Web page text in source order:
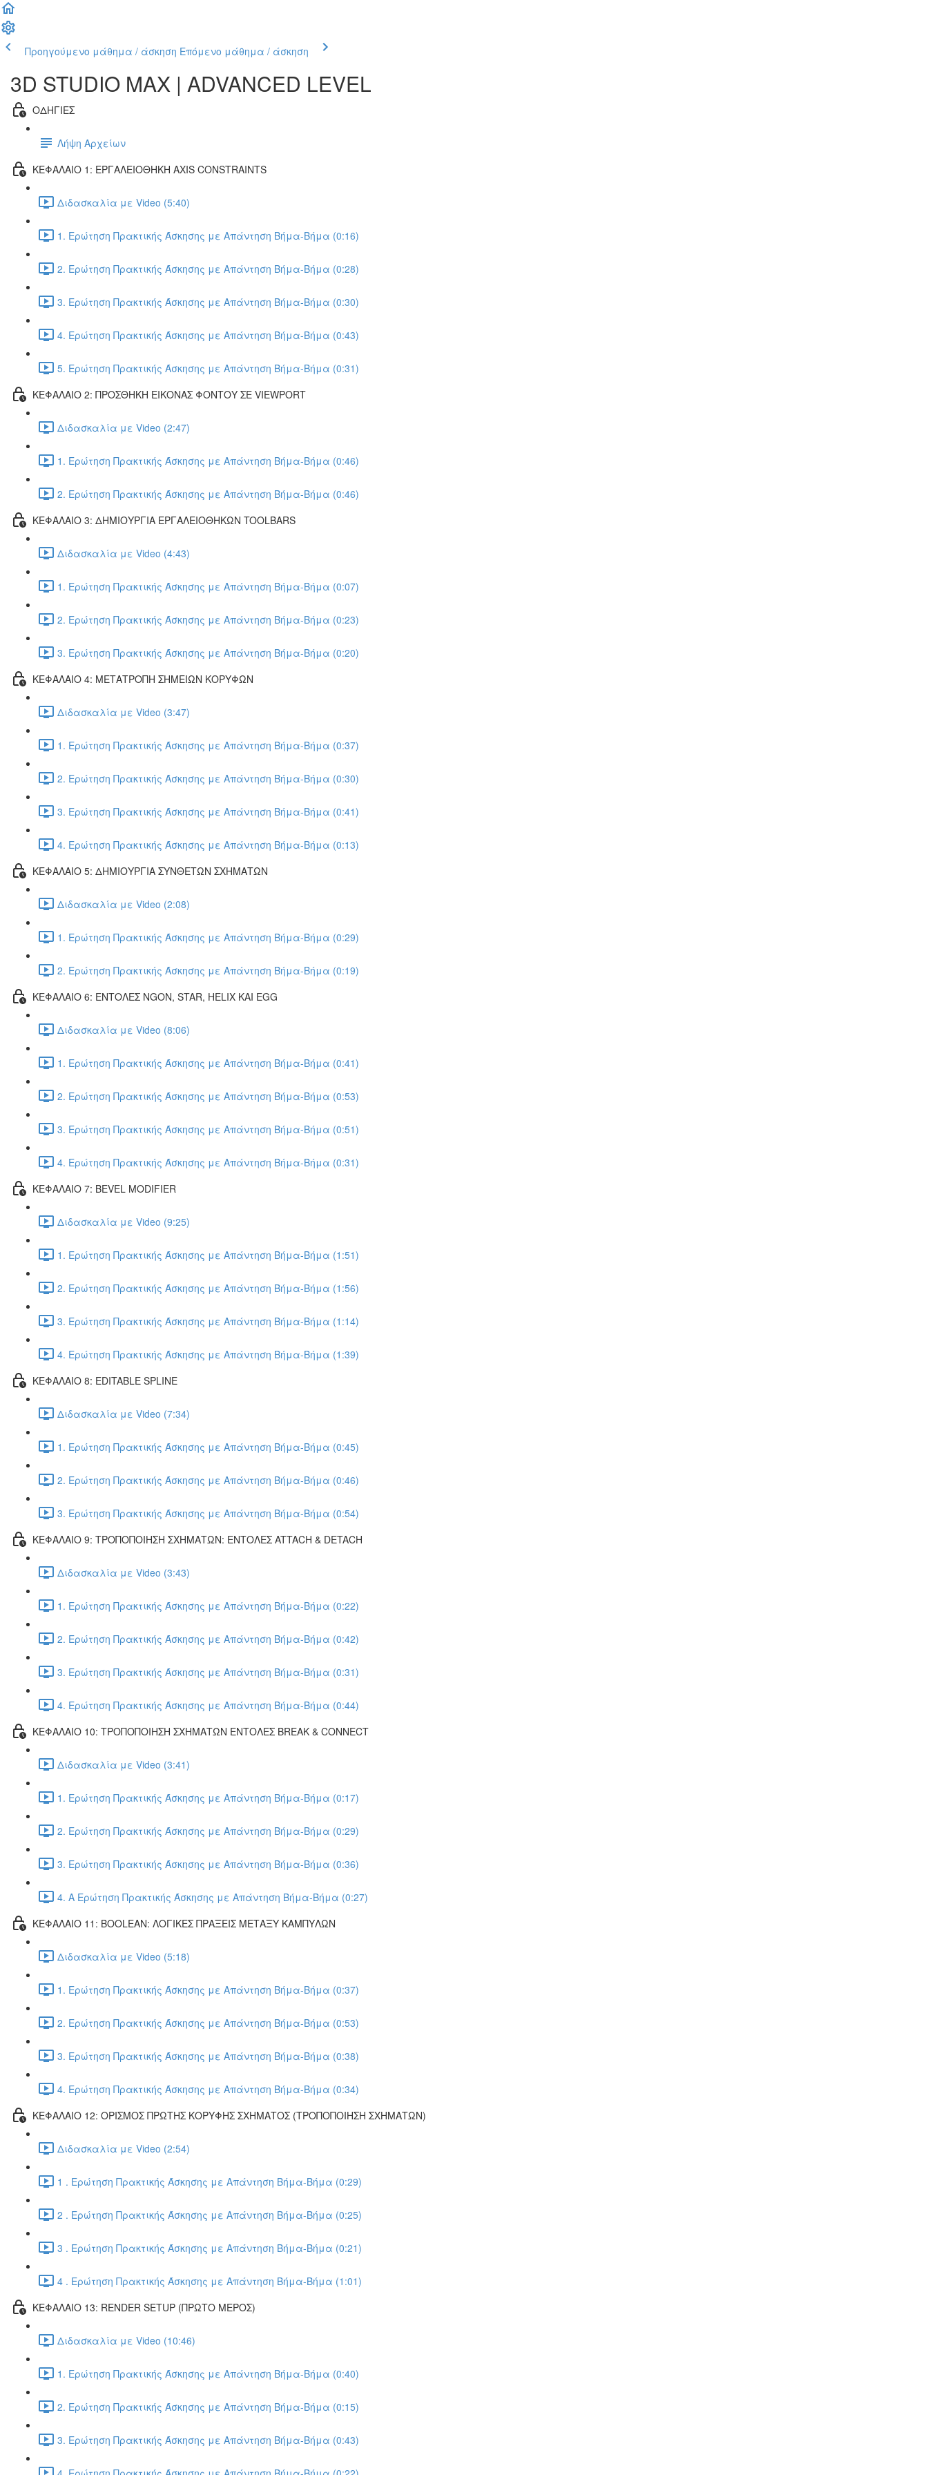
Προηγούμενο μάθημα / άσκηση Επόμενο μάθημα / άσκηση
3D STUDIO MAX | ADVANCED LEVEL
ΟΔΗΓΙΕΣ
Λήψη Αρχείων
ΚΕΦΑΛΑΙΟ 1: ΕΡΓΑΛΕΙΟΘΗΚΗ AXIS CONSTRAINTS
Διδασκαλία με Video (5:40)
1. Ερώτηση Πρακτικής Άσκησης με Απάντηση Βήμα-Βήμα (0:16)
2. Ερώτηση Πρακτικής Άσκησης με Απάντηση Βήμα-Βήμα (0:28)
3. Ερώτηση Πρακτικής Άσκησης με Απάντηση Βήμα-Βήμα (0:30)
4. Ερώτηση Πρακτικής Άσκησης με Απάντηση Βήμα-Βήμα (0:43)
5. Ερώτηση Πρακτικής Άσκησης με Απάντηση Βήμα-Βήμα (0:31)
ΚΕΦΑΛΑΙΟ 2: ΠΡΟΣΘΗΚΗ ΕΙΚΟΝΑΣ ΦΟΝΤΟΥ ΣΕ VIEWPORT
Διδασκαλία με Video (2:47)
1. Ερώτηση Πρακτικής Άσκησης με Απάντηση Βήμα-Βήμα (0:46)
2. Ερώτηση Πρακτικής Άσκησης με Απάντηση Βήμα-Βήμα (0:46)
ΚΕΦΑΛΑΙΟ 3: ΔΗΜΙΟΥΡΓΙΑ ΕΡΓΑΛΕΙΟΘΗΚΩΝ TOOLBARS
Διδασκαλία με Video (4:43)
1. Ερώτηση Πρακτικής Άσκησης με Απάντηση Βήμα-Βήμα (0:07)
2. Ερώτηση Πρακτικής Άσκησης με Απάντηση Βήμα-Βήμα (0:23)
3. Ερώτηση Πρακτικής Άσκησης με Απάντηση Βήμα-Βήμα (0:20)
ΚΕΦΑΛΑΙΟ 4: ΜΕΤΑΤΡΟΠΗ ΣΗΜΕΙΩΝ ΚΟΡΥΦΩΝ
Διδασκαλία με Video (3:47)
1. Ερώτηση Πρακτικής Άσκησης με Απάντηση Βήμα-Βήμα (0:37)
2. Ερώτηση Πρακτικής Άσκησης με Απάντηση Βήμα-Βήμα (0:30)
3. Ερώτηση Πρακτικής Άσκησης με Απάντηση Βήμα-Βήμα (0:41)
4. Ερώτηση Πρακτικής Άσκησης με Απάντηση Βήμα-Βήμα (0:13)
ΚΕΦΑΛΑΙΟ 5: ΔΗΜΙΟΥΡΓΙΑ ΣΥΝΘΕΤΩΝ ΣΧΗΜΑΤΩΝ
Διδασκαλία με Video (2:08)
1. Ερώτηση Πρακτικής Άσκησης με Απάντηση Βήμα-Βήμα (0:29)
2. Ερώτηση Πρακτικής Άσκησης με Απάντηση Βήμα-Βήμα (0:19)
ΚΕΦΑΛΑΙΟ 6: ΕΝΤΟΛΕΣ NGON, STAR, HELIX ΚΑΙ EGG
Διδασκαλία με Video (8:06)
1. Ερώτηση Πρακτικής Άσκησης με Απάντηση Βήμα-Βήμα (0:41)
2. Ερώτηση Πρακτικής Άσκησης με Απάντηση Βήμα-Βήμα (0:53)
3. Ερώτηση Πρακτικής Άσκησης με Απάντηση Βήμα-Βήμα (0:51)
4. Ερώτηση Πρακτικής Άσκησης με Απάντηση Βήμα-Βήμα (0:31)
ΚΕΦΑΛΑΙΟ 7: BEVEL MODIFIER
Διδασκαλία με Video (9:25)
1. Ερώτηση Πρακτικής Άσκησης με Απάντηση Βήμα-Βήμα (1:51)
2. Ερώτηση Πρακτικής Άσκησης με Απάντηση Βήμα-Βήμα (1:56)
3. Ερώτηση Πρακτικής Άσκησης με Απάντηση Βήμα-Βήμα (1:14)
4. Ερώτηση Πρακτικής Άσκησης με Απάντηση Βήμα-Βήμα (1:39)
ΚΕΦΑΛΑΙΟ 8: EDITABLE SPLINE
Διδασκαλία με Video (7:34)
1. Ερώτηση Πρακτικής Άσκησης με Απάντηση Βήμα-Βήμα (0:45)
2. Ερώτηση Πρακτικής Άσκησης με Απάντηση Βήμα-Βήμα (0:46)
3. Ερώτηση Πρακτικής Άσκησης με Απάντηση Βήμα-Βήμα (0:54)
ΚΕΦΑΛΑΙΟ 9: ΤΡΟΠΟΠΟΙΗΣΗ ΣΧΗΜΑΤΩΝ: ΕΝΤΟΛΕΣ ATTACH & DETACH
Διδασκαλία με Video (3:43)
1. Ερώτηση Πρακτικής Άσκησης με Απάντηση Βήμα-Βήμα (0:22)
2. Ερώτηση Πρακτικής Άσκησης με Απάντηση Βήμα-Βήμα (0:42)
3. Ερώτηση Πρακτικής Άσκησης με Απάντηση Βήμα-Βήμα (0:31)
4. Ερώτηση Πρακτικής Άσκησης με Απάντηση Βήμα-Βήμα (0:44)
ΚΕΦΑΛΑΙΟ 10: ΤΡΟΠΟΠΟΙΗΣΗ ΣΧΗΜΑΤΩΝ ΕΝΤΟΛΕΣ BREAK & CONNECT
Διδασκαλία με Video (3:41)
1. Ερώτηση Πρακτικής Άσκησης με Απάντηση Βήμα-Βήμα (0:17)
2. Ερώτηση Πρακτικής Άσκησης με Απάντηση Βήμα-Βήμα (0:29)
3. Ερώτηση Πρακτικής Άσκησης με Απάντηση Βήμα-Βήμα (0:36)
4. Α Ερώτηση Πρακτικής Άσκησης με Απάντηση Βήμα-Βήμα (0:27)
ΚΕΦΑΛΑΙΟ 11: BOOLEAN: ΛΟΓΙΚΕΣ ΠΡΑΞΕΙΣ ΜΕΤΑΞΥ ΚΑΜΠΥΛΩΝ
Διδασκαλία με Video (5:18)
1. Ερώτηση Πρακτικής Άσκησης με Απάντηση Βήμα-Βήμα (0:37)
2. Ερώτηση Πρακτικής Άσκησης με Απάντηση Βήμα-Βήμα (0:53)
3. Ερώτηση Πρακτικής Άσκησης με Απάντηση Βήμα-Βήμα (0:38)
4. Ερώτηση Πρακτικής Άσκησης με Απάντηση Βήμα-Βήμα (0:34)
ΚΕΦΑΛΑΙΟ 12: ΟΡΙΣΜΟΣ ΠΡΩΤΗΣ ΚΟΡΥΦΗΣ ΣΧΗΜΑΤΟΣ (ΤΡΟΠΟΠΟΙΗΣΗ ΣΧΗΜΑΤΩΝ)
Διδασκαλία με Video (2:54)
1 . Ερώτηση Πρακτικής Άσκησης με Απάντηση Βήμα-Βήμα (0:29)
2 . Ερώτηση Πρακτικής Άσκησης με Απάντηση Βήμα-Βήμα (0:25)
3 . Ερώτηση Πρακτικής Άσκησης με Απάντηση Βήμα-Βήμα (0:21)
4 . Ερώτηση Πρακτικής Άσκησης με Απάντηση Βήμα-Βήμα (1:01)
ΚΕΦΑΛΑΙΟ 13: RENDER SETUP (ΠΡΩΤΟ ΜΕΡΟΣ)
Διδασκαλία με Video (10:46)
1. Ερώτηση Πρακτικής Άσκησης με Απάντηση Βήμα-Βήμα (0:40)
2. Ερώτηση Πρακτικής Άσκησης με Απάντηση Βήμα-Βήμα (0:15)
3. Ερώτηση Πρακτικής Άσκησης με Απάντηση Βήμα-Βήμα (0:43)